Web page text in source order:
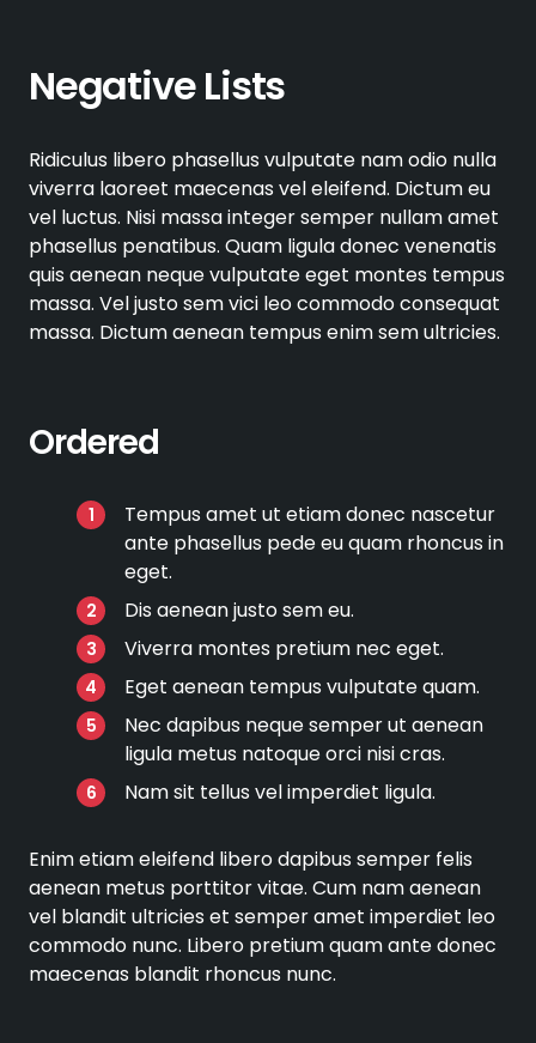
Negative Lists
Ridiculus libero phasellus vulputate nam odio nulla
viverra laoreet maecenas vel eleifend. Dictum eu
vel luctus. Nisi massa integer semper nullam amet
phasellus penatibus. Quam ligula donec venenatis
quis aenean neque vulputate eget montes tempus
massa. Vel justo sem vici leo commodo consequat
massa. Dictum aenean tempus enim sem ultricies.
Ordered
Tempus amet ut etiam donec nascetur
ante phasellus pede eu quam rhoncus in
eget.
Dis aenean justo sem eu.
Viverra montes pretium nec eget.
Eget aenean tempus vulputate quam.
Nec dapibus neque semper ut aenean
ligula metus natoque orci nisi cras.
Nam sit tellus vel imperdiet ligula.
Enim etiam eleifend libero dapibus semper felis
aenean metus porttitor vitae. Cum nam aenean
vel blandit ultricies et semper amet imperdiet leo
commodo nunc. Libero pretium quam ante donec
maecenas blandit rhoncus nunc.